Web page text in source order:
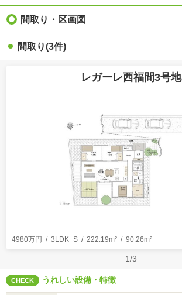
間取り・区画図
間取り(3件)
レガーレ西福間3号地
4980万円 3LDK+S 222.19m² 90.26m²
1/3
CHECK うれしい設備・特徴